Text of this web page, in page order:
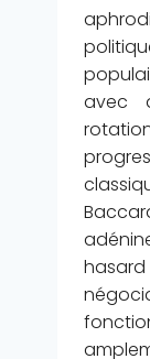
avec